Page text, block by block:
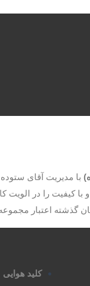
کیفیت را در الویت
گذشته اعتبار
کلید هوایی